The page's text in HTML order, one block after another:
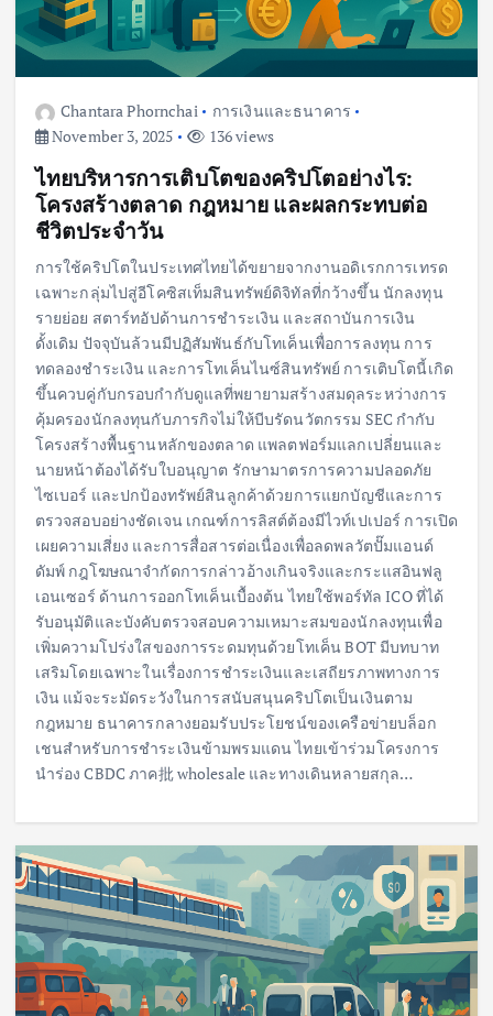
Chantara Phornchai
การเงินและธนาคาร
November 3, 2025
136 views
ไทยบริหารการเติบโตของคริปโตอย่างไร:
โครงสร้างตลาด กฎหมาย และผลกระทบต่อ
ชีวิตประจำวัน
การใช้คริปโตในประเทศไทยได้ขยายจากงานอดิเรกการเทรด
เฉพาะกลุ่มไปสู่อีโคซิสเท็มสินทรัพย์ดิจิทัลที่กว้างขึ้น นักลงทุน
รายย่อย สตาร์ทอัปด้านการชำระเงิน และสถาบันการเงิน
ดั้งเดิม ปัจจุบันล้วนมีปฏิสัมพันธ์กับโทเค็นเพื่อการลงทุน การ
ทดลองชำระเงิน และการโทเค็นไนซ์สินทรัพย์ การเติบโตนี้เกิด
ขึ้นควบคู่กับกรอบกำกับดูแลที่พยายามสร้างสมดุลระหว่างการ
คุ้มครองนักลงทุนกับภารกิจไม่ให้บีบรัดนวัตกรรม SEC กำกับ
โครงสร้างพื้นฐานหลักของตลาด แพลตฟอร์มแลกเปลี่ยนและ
นายหน้าต้องได้รับใบอนุญาต รักษามาตรการความปลอดภัย
ไซเบอร์ และปกป้องทรัพย์สินลูกค้าด้วยการแยกบัญชีและการ
ตรวจสอบอย่างชัดเจน เกณฑ์การลิสต์ต้องมีไวท์เปเปอร์ การเปิด
เผยความเสี่ยง และการสื่อสารต่อเนื่องเพื่อลดพลวัตปั๊มแอนด์
ดัมพ์ กฎโฆษณาจำกัดการกล่าวอ้างเกินจริงและกระแสอินฟลู
เอนเซอร์ ด้านการออกโทเค็นเบื้องต้น ไทยใช้พอร์ทัล ICO ที่ได้
รับอนุมัติและบังคับตรวจสอบความเหมาะสมของนักลงทุนเพื่อ
เพิ่มความโปร่งใสของการระดมทุนด้วยโทเค็น BOT มีบทบาท
เสริมโดยเฉพาะในเรื่องการชำระเงินและเสถียรภาพทางการ
เงิน แม้จะระมัดระวังในการสนับสนุนคริปโตเป็นเงินตาม
กฎหมาย ธนาคารกลางยอมรับประโยชน์ของเครือข่ายบล็อก
เชนสำหรับการชำระเงินข้ามพรมแดน ไทยเข้าร่วมโครงการ
นำร่อง CBDC ภาค批 wholesale และทางเดินหลายสกุล…